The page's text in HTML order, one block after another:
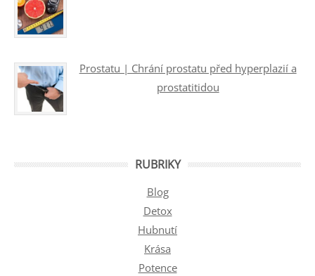
Prostatu | Chrání prostatu před hyperplazií a
prostatitidou
RUBRIKY
Blog
Detox
Hubnutí
Krása
Potence